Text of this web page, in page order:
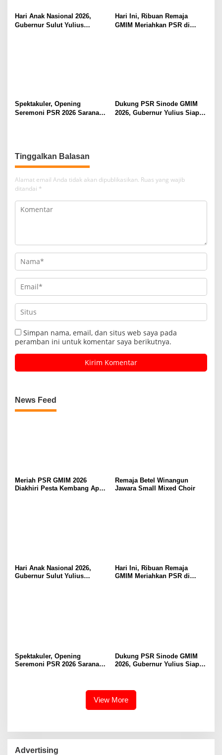
Hari Anak Nasional 2026,
Gubernur Sulut Yulius
Hari Ini, Ribuan Remaja
GMIM Meriahkan PSR di
Spektakuler, Opening
Seremoni PSR 2026 Sarana
Dukung PSR Sinode GMIM
2026, Gubernur Yulius Siap
Tinggalkan Balasan
Alamat email Anda tidak akan dipublikasikan. Ruas yang wajib
ditandai *
Simpan nama, email, dan situs web saya pada
peramban ini untuk komentar saya berikutnya.
News Feed
Meriah PSR GMIM 2026
Diakhiri Pesta Kembang Api,
Remaja Betel Winangun
Jawara Small Mixed Choir
Hari Anak Nasional 2026,
Gubernur Sulut Yulius
Hari Ini, Ribuan Remaja
GMIM Meriahkan PSR di
Spektakuler, Opening
Seremoni PSR 2026 Sarana
Dukung PSR Sinode GMIM
2026, Gubernur Yulius Siap
View More
Advertising